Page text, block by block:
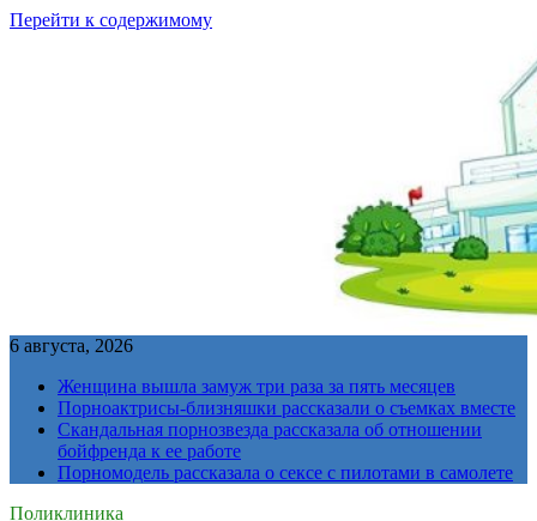
Перейти к содержимому
6 августа, 2026
Женщина вышла замуж три раза за пять месяцев
Порноактрисы-близняшки рассказали о съемках вместе
Скандальная порнозвезда рассказала об отношении
бойфренда к ее работе
Порномодель рассказала о сексе с пилотами в самолете
Поликлиника